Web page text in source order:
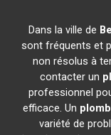
Dans la ville de
sont fréquents et
non résolus à
contacter un
professionnel
efficace. Un
variété de